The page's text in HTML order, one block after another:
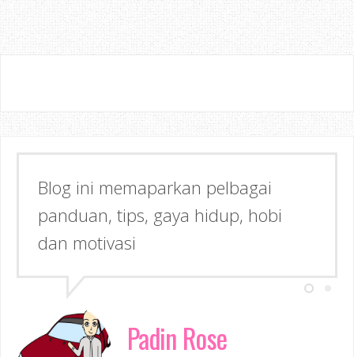
Blog ini memaparkan pelbagai
panduan, tips, gaya hidup, hobi
dan motivasi
Padin Rose